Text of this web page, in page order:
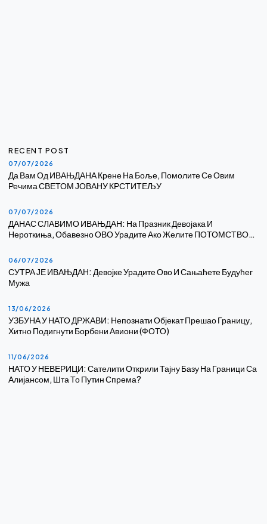
RECENT POST
07/07/2026
Да Вам Од ИВАЊДАНА Крене На Боље, Помолите Се Овим
Речима СВЕТОМ ЈОВАНУ КРСТИТЕЉУ
07/07/2026
ДАНАС СЛАВИМО ИВАЊДАН: На Празник Девојака И
Нероткиња, Обавезно ОВО Урадите Ако Желите ПОТОМСТВО…
06/07/2026
СУТРА ЈЕ ИВАЊДАН: Девојке Урадите Ово И Сањаћете Будућег
Мужа
13/06/2026
УЗБУНА У НАТО ДРЖАВИ: Непознати Објекат Прешао Границу,
Хитно Подигнути Борбени Авиони (ФОТО)
11/06/2026
НАТО У НЕВЕРИЦИ: Сателити Открили Тајну Базу На Граници Са
Алијансом, Шта То Путин Спрема?